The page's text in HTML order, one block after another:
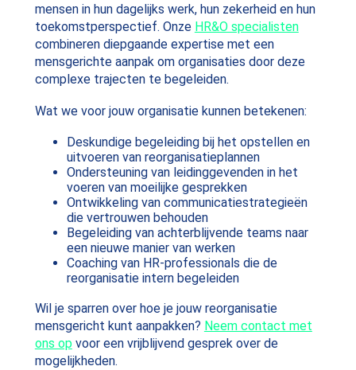
mensen in hun dagelijks werk, hun zekerheid en hun
toekomstperspectief. Onze HR&O specialisten
combineren diepgaande expertise met een
mensgerichte aanpak om organisaties door deze
complexe trajecten te begeleiden.
Wat we voor jouw organisatie kunnen betekenen:
Deskundige begeleiding bij het opstellen en
uitvoeren van reorganisatieplannen
Ondersteuning van leidinggevenden in het
voeren van moeilijke gesprekken
Ontwikkeling van communicatiestrategieën
die vertrouwen behouden
Begeleiding van achterblijvende teams naar
een nieuwe manier van werken
Coaching van HR-professionals die de
reorganisatie intern begeleiden
Wil je sparren over hoe je jouw reorganisatie
mensgericht kunt aanpakken? Neem contact met
ons opvoor een vrijblijvend gesprek over de
mogelijkheden.